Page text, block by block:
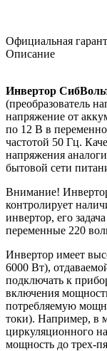
Официальная
Описание
Инвертор
(преобразователь
напряжение от
по 12 В в
частотой 50 Гц.
напряжения
бытовой сети
Внимание!
контролирует
инвертор, его
переменные 220
Инвертор имеет
6000 Вт),
подключать к
включения
потребляемую
токи). Например, в
циркуляционного
мощность до трех-